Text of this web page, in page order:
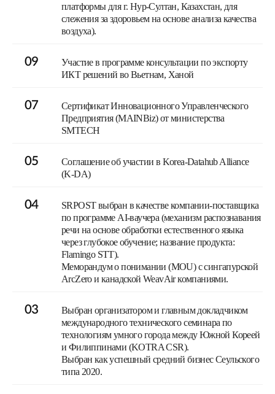
платформы для г. Нур-Султан, Казахстан, для
слежения за здоровьем на основе анализа качества
воздуха).
09
Участие в программе консультации по экспорту
ИКТ решений во Вьетнам, Ханой
07
Сертификат Инновационного Управленческого
Предприятия (MAINBiz) от министерства
SMTECH
05
Соглашение об участии в Korea-Datahub Alliance
(K-DA)
04
SRPOST выбран в качестве компании-поставщика
по программе AI-ваучера (механизм распознавания
речи на основе обработки естественного языка
через глубокое обучение; название продукта:
Flamingo STT).
Меморандум о понимании (MOU) с сингапурской
ArcZero и канадской WeavAir компаниями.
03
Выбран организатором и главным докладчиком
международного технического семинара по
технологиям умного города между Южной Кореей
и Филиппинами (KOTRA CSR).
Выбран как успешный средний бизнес Сеульского
типа 2020.